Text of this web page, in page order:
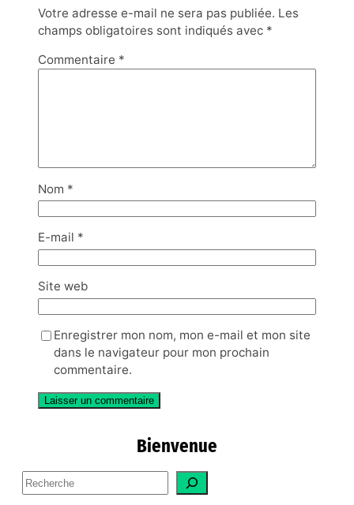
Votre adresse e-mail ne sera pas publiée. Les
champs obligatoires sont indiqués avec *
Commentaire *
Nom *
E-mail *
Site web
Enregistrer mon nom, mon e-mail et mon site
dans le navigateur pour mon prochain
commentaire.
Bienvenue
S
e